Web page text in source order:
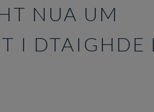
NUA UM
I DTAIGHDE